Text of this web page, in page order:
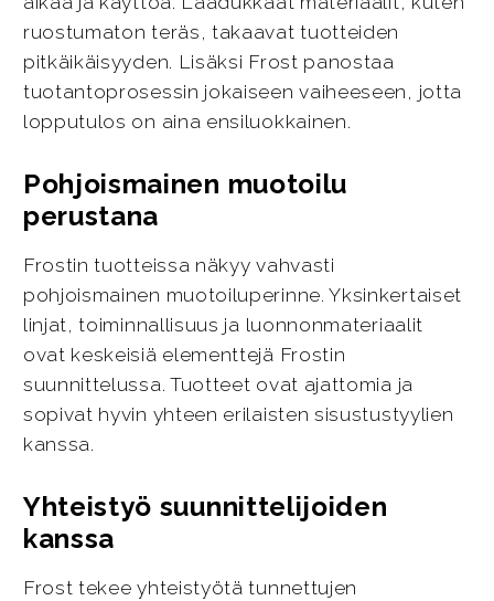
ruostumaton teräs, takaavat tuotteiden
pitkäikäisyyden. Lisäksi Frost panostaa
tuotantoprosessin jokaiseen vaiheeseen, jotta
lopputulos on aina ensiluokkainen.
Pohjoismainen muotoilu
perustana
Frostin tuotteissa näkyy vahvasti
pohjoismainen muotoiluperinne. Yksinkertaiset
linjat, toiminnallisuus ja luonnonmateriaalit
ovat keskeisiä elementtejä Frostin
suunnittelussa. Tuotteet ovat ajattomia ja
sopivat hyvin yhteen erilaisten sisustustyylien
kanssa.
Yhteistyö suunnittelijoiden
kanssa
Frost tekee yhteistyötä tunnettujen